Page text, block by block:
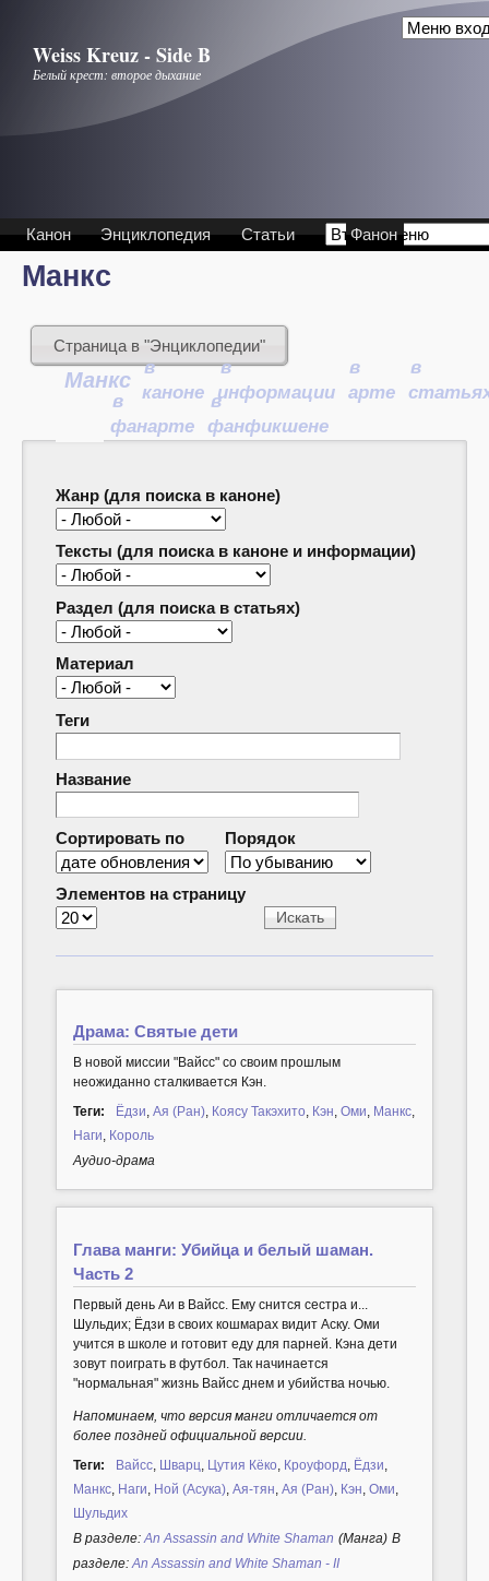
Weiss Kreuz - Side B
Белый крест: второе дыхание
Канон Энциклопедия Статьи Фанон
Манкс
Страница в "Энциклопедии"
Манкс
в
каноне
в
информации
в
арте
в
в
фанарте
в
фанфикшене
Жанр (для поиска в каноне)
Тексты (для поиска в каноне и информации)
Раздел (для поиска в статьях)
Материал
Теги
Название
Сортировать по Порядок
Элементов на страницу
Драма: Святые дети
В новой миссии "Вайсс" со своим прошлым
неожиданно сталкивается Кэн.
Теги:
Ёдзи, Ая (Ран), Коясу Такэхито, Кэн, Оми, Манкс,
Наги, Король
Аудио-драма
Глава манги: Убийца и белый шаман.
Часть 2
Первый день Аи в Вайсс. Ему снится сестра и...
Шульдих; Ёдзи в своих кошмарах видит Аску. Оми
учится в школе и готовит еду для парней. Кэна дети
зовут поиграть в футбол. Так начинается
"нормальная" жизнь Вайсс днем и убийства ночью.
Напоминаем, что версия манги отличается от
более поздней официальной версии.
Теги:
Вайсс Шварц Цутия Кёко Кроуфорд Ёдзи
Манкс Наги Ной (Асука) Ая-тян Ая (Ран) Кэн Оми
Шульдих
В разделе: An Assassin and White Shaman (Манга) В
разделе: An Assassin and White Shaman - II